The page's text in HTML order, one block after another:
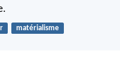
matérialisme